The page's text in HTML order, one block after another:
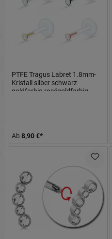
PTFE Tragus Labret 1.8mm-
Kristall silber schwarz
goldfarbig roségoldfarbig
Ab 8,90 €*